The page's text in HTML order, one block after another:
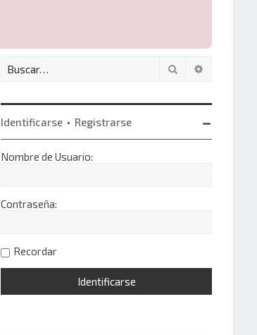
Buscar
Identificarse • Registrarse
Nombre de Usuario:
Contraseña:
Recordar